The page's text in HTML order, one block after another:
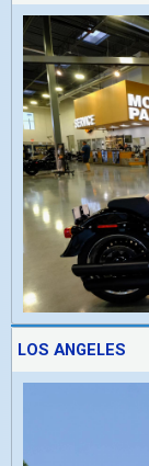
LOS ANGELES